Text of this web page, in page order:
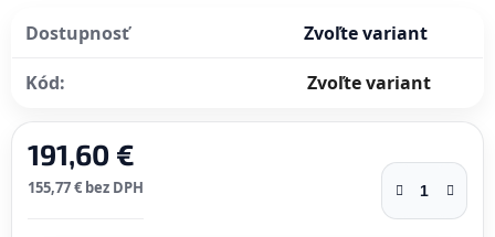
Dostupnosť Zvoľte variant
Kód: Zvoľte variant
191,60 €
155,77 € bez DPH